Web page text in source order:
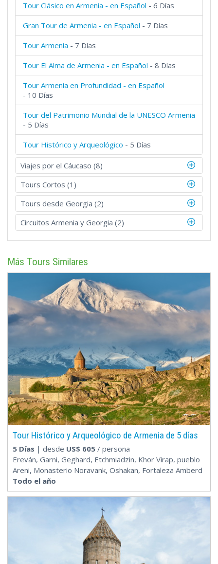
Tour Clásico en Armenia - en Español - 6 Días
Gran Tour de Armenia - en Español - 7 Días
Tour Armenia - 7 Días
Tour El Alma de Armenia - en Español - 8 Días
Tour Armenia en Profundidad - en Español
- 10 Días
Tour del Patrimonio Mundial de la UNESCO Armenia
- 5 Días
Tour Histórico y Arqueológico - 5 Días
Viajes por el Cáucaso (8)
Tours Cortos (1)
Tours desde Georgia (2)
Circuitos Armenia y Georgia (2)
Más Tours Similares
Tour Histórico y Arqueológico de Armenia de 5 días
5 Días | desde US$ 605 / persona
Ereván, Garni, Geghard, Etchmiadzin, Khor Virap, pueblo
Areni, Monasterio Noravank, Oshakan, Fortaleza Amberd
Todo el año